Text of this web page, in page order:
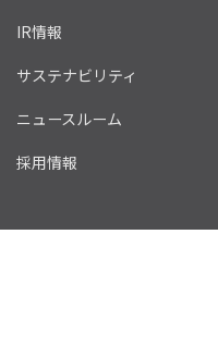
IR情報
サステナビリティ
ニュースルーム
採用情報